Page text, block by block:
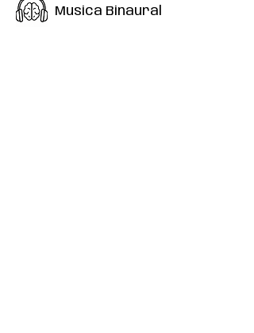
Musica Binaural